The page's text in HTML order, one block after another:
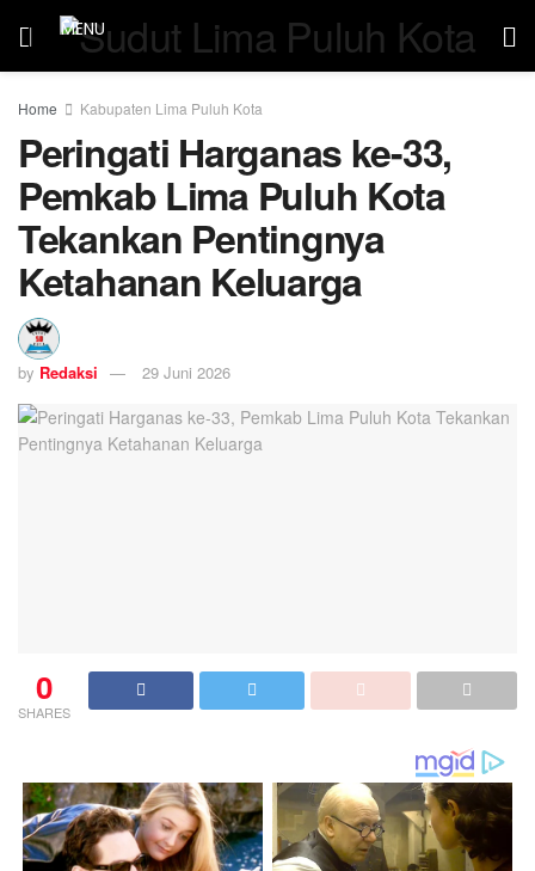
Home Kabupaten Lima Puluh Kota
Peringati Harganas ke-33,
Pemkab Lima Puluh Kota
Tekankan Pentingnya
Ketahanan Keluarga
by Redaksi 29 Juni 2026
0
SHARES
MENU